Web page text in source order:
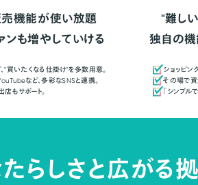
売機能が使い放題
ンも増やしていける
"買いたくなる仕掛け"を多数用意。
など、多彩なSNSと連携。
店もサポート。
"難し
独自の
ショッピン
その場で資
「シンプル
らしさと広がる拠